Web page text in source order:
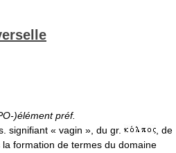
)élément préf.
signifiant « vagin », du gr.
, de
formation de termes du domaine